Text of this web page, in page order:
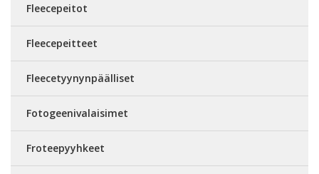
Fleecepeitot
Fleecepeitteet
Fleecetyynynpäälliset
Fotogeenivalaisimet
Froteepyyhkeet